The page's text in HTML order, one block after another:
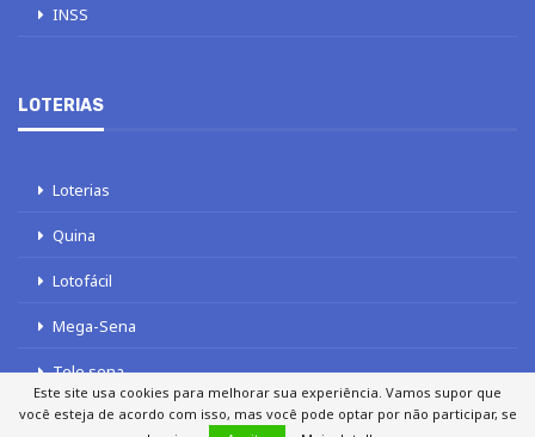
INSS
LOTERIAS
Loterias
Quina
Lotofácil
Mega-Sena
Tele sena
Este site usa cookies para melhorar sua experiência. Vamos supor que
você esteja de acordo com isso, mas você pode optar por não participar, se